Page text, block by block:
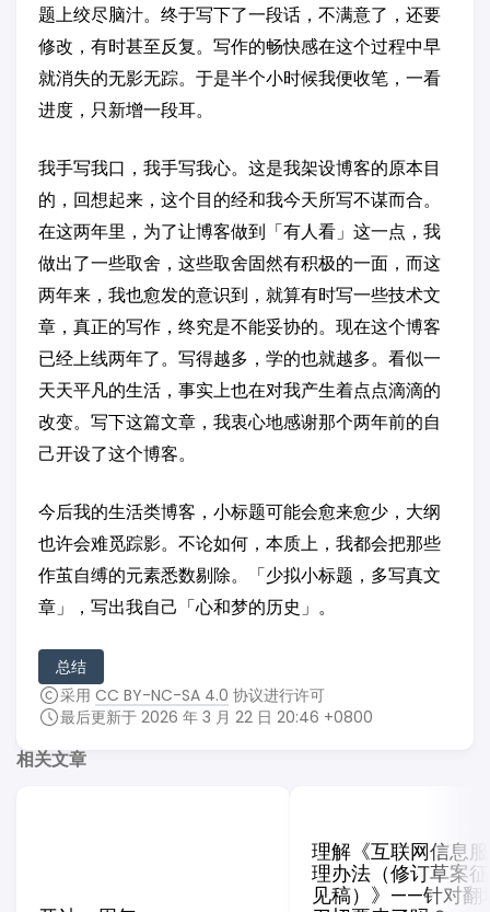
题上绞尽脑汁。终于写下了一段话，不满意了，还要
修改，有时甚至反复。写作的畅快感在这个过程中早
就消失的无影无踪。于是半个小时候我便收笔，一看
进度，只新增一段耳。
我手写我口，我手写我心。这是我架设博客的原本目
的，回想起来，这个目的经和我今天所写不谋而合。
在这两年里，为了让博客做到「有人看」这一点，我
做出了一些取舍，这些取舍固然有积极的一面，而这
两年来，我也愈发的意识到，就算有时写一些技术文
章，真正的写作，终究是不能妥协的。现在这个博客
已经上线两年了。写得越多，学的也就越多。看似一
天天平凡的生活，事实上也在对我产生着点点滴滴的
改变。写下这篇文章，我衷心地感谢那个两年前的自
己开设了这个博客。
今后我的生活类博客，小标题可能会愈来愈少，大纲
也许会难觅踪影。不论如何，本质上，我都会把那些
作茧自缚的元素悉数剔除。「少拟小标题，多写真文
章」，写出我自己「心和梦的历史」。
总结
采用 CC BY-NC-SA 4.0 协议进行许可
最后更新于 2026 年 3 月 22 日 20:46 +0800
相关文章
理解《互联网信息
理办法（修订草案
见稿）》——针对翻